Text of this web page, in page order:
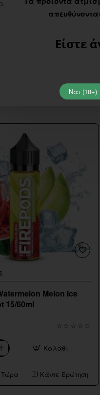
Είστε
Ναι (18+)
Melon Ice
15/60ml
Καλάθι
Κάντε Ερώτηση